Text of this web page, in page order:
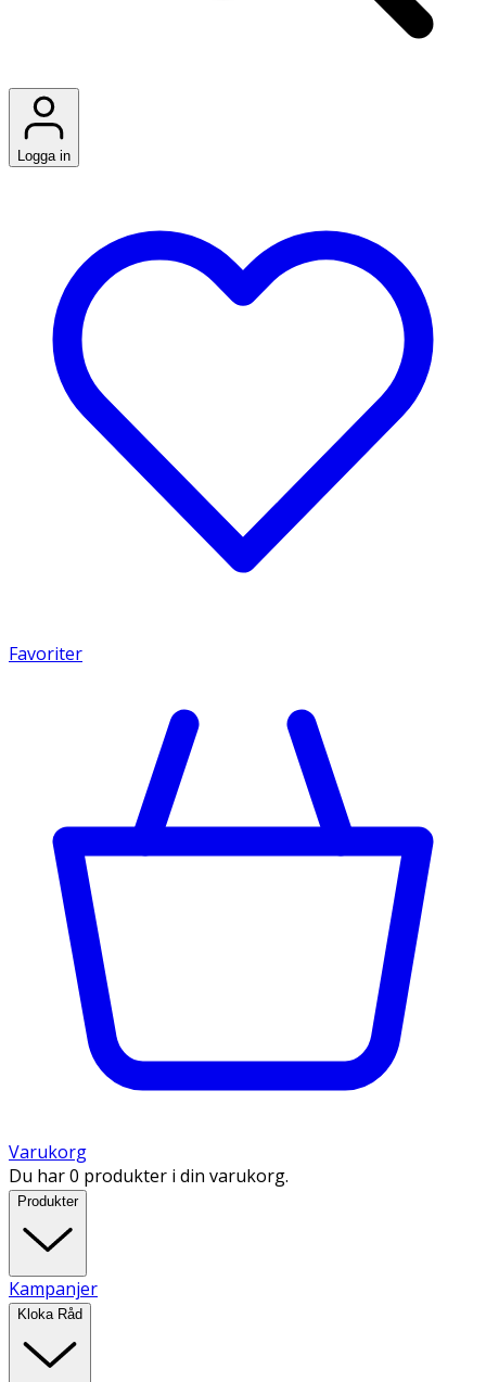
Logga in
Favoriter
Varukorg
Du har 0 produkter i din varukorg.
Produkter
Kampanjer
Kloka Råd